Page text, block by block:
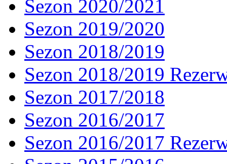
Sezon 2020/2021
Sezon 2019/2020
Sezon 2018/2019
Sezon 2018/2019
Sezon 2017/2018
Sezon 2016/2017
Sezon 2016/2017